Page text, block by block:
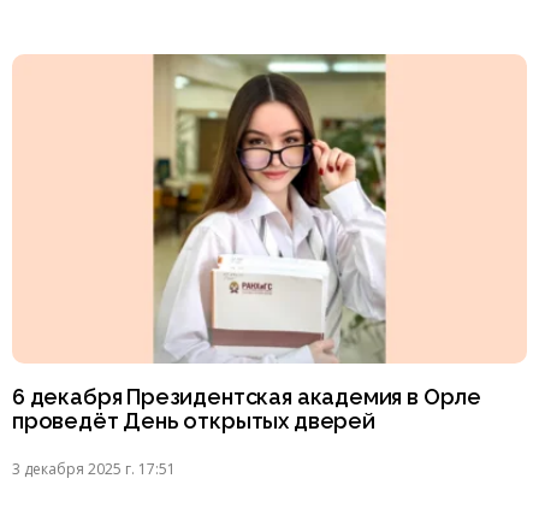
6 декабря Президентская академия в Орле
проведёт День открытых дверей
3 декабря 2025 г. 17:51